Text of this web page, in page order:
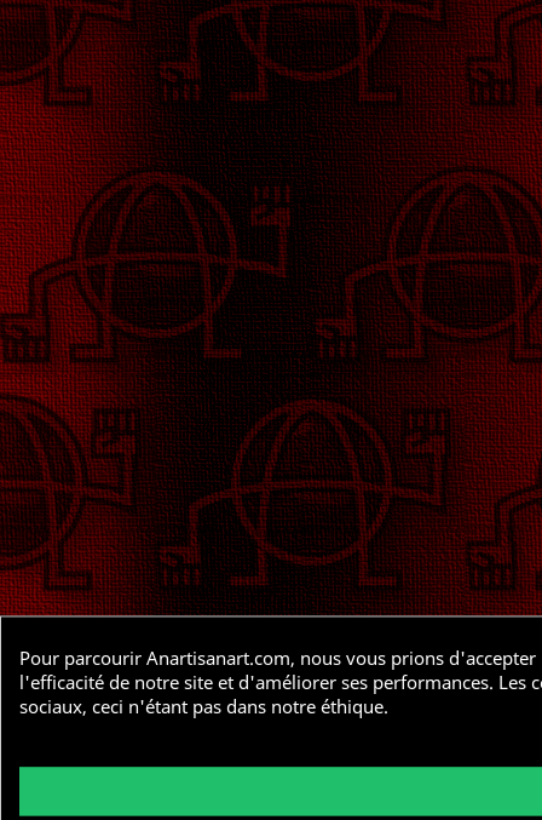
Pour parcourir Anartisanart.com, nous vous prions
l'efficacité de notre site et d'améliorer ses performances. Les
sociaux, ceci n'étant pas dans notre éthique.